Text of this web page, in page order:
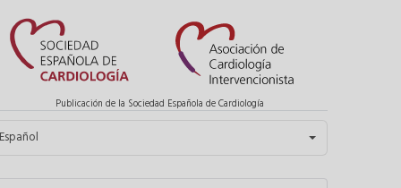
Publicación de la Sociedad Española de Cardiología
Seleccione su idioma
Español